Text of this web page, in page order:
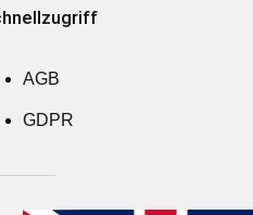
AGB
GDPR